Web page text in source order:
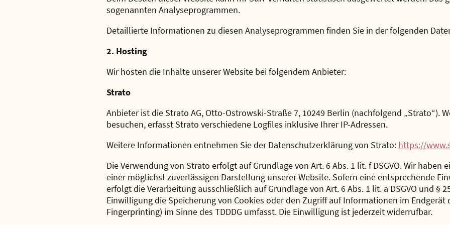
sogenannten Analyseprogrammen.
Detaillierte Informationen zu diesen Analyseprogrammen finden Sie in der folgenden
2. Hosting
Wir hosten die Inhalte unserer Website bei folgendem Anbieter:
Strato
Anbieter ist die Strato AG, Otto-Ostrowski-Straße 7, 10249 Berlin (nachfolgend „Strato“).
besuchen, erfasst Strato verschiedene Logfiles inklusive Ihrer IP-Adressen.
Weitere Informationen entnehmen Sie der Datenschutzerklärung von Strato: https://
Die Verwendung von Strato erfolgt auf Grundlage von Art. 6 Abs. 1 lit. f DSGVO. Wir haben
einer möglichst zuverlässigen Darstellung unserer Website. Sofern eine entsprechende
erfolgt die Verarbeitung ausschließlich auf Grundlage von Art. 6 Abs. 1 lit. a DSGVO und §
Einwilligung die Speicherung von Cookies oder den Zugriff auf Informationen im Endgerät
Fingerprinting) im Sinne des TDDDG umfasst. Die Einwilligung ist jederzeit widerrufbar.